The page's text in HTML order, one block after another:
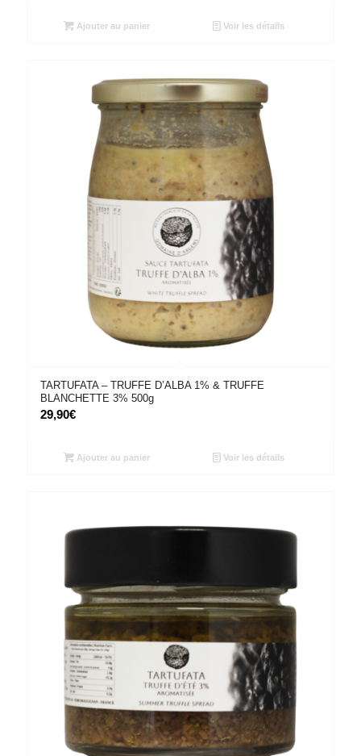
Ajouter au panier Voir les détails
TARTUFATA – TRUFFE D’ALBA 1% & TRUFFE
BLANCHETTE 3% 500g
29,90€
Ajouter au panier Voir les détails